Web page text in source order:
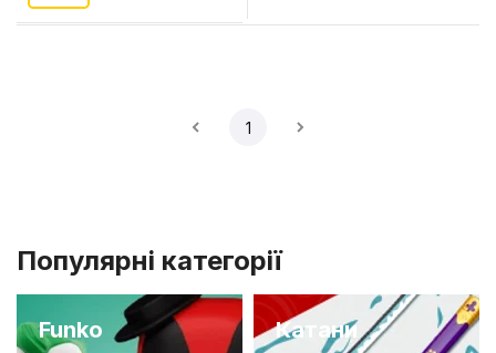
1
Популярні категорії
Funko Катани